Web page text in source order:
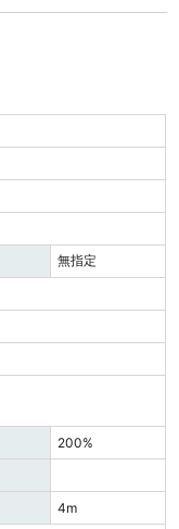
無指定
200%
4m